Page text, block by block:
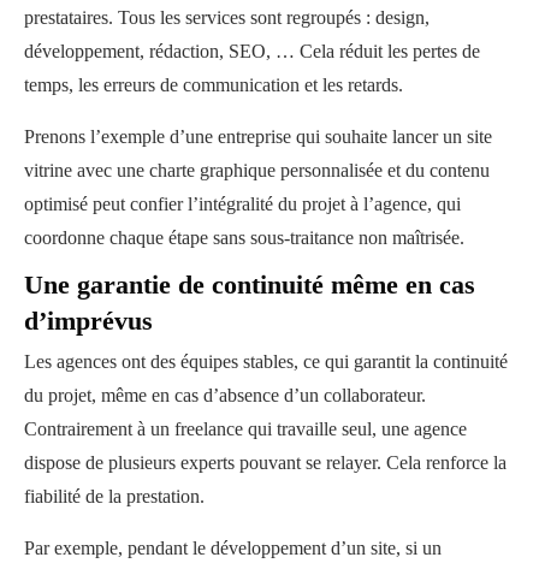
prestataires. Tous les services sont regroupés : design,
développement, rédaction, SEO, … Cela réduit les pertes de
temps, les erreurs de communication et les retards.
Prenons l’exemple d’une entreprise qui souhaite lancer un site
vitrine avec une charte graphique personnalisée et du contenu
optimisé peut confier l’intégralité du projet à l’agence, qui
coordonne chaque étape sans sous-traitance non maîtrisée.
Une garantie de continuité même en cas
d’imprévus
Les agences ont des équipes stables, ce qui garantit la continuité
du projet, même en cas d’absence d’un collaborateur.
Contrairement à un freelance qui travaille seul, une agence
dispose de plusieurs experts pouvant se relayer. Cela renforce la
fiabilité de la prestation.
Par exemple, pendant le développement d’un site, si un